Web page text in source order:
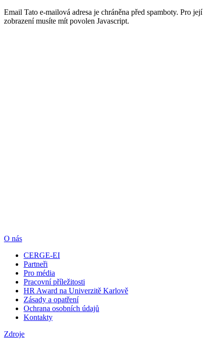
Email Tato e-mailová adresa je chráněna před spamboty. Pro její
zobrazení musíte mít povolen Javascript.
O nás
CERGE-EI
Partneři
Pro média
Pracovní příležitosti
HR Award na Univerzitě Karlově
Zásady a opatření
Ochrana osobních údajů
Kontakty
Zdroje